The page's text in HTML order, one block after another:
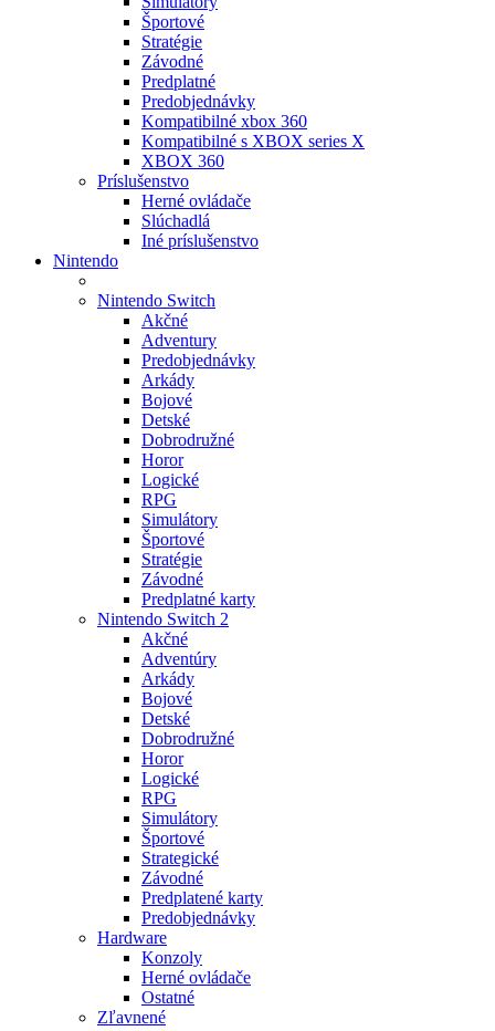
Športové
Stratégie
Závodné
Predplatné
Predobjednávky
Kompatibilné xbox 360
Kompatibilné s XBOX series X
XBOX 360
Príslušenstvo
Herné ovládače
Slúchadlá
Iné príslušenstvo
Nintendo
Nintendo Switch
Akčné
Adventury
Predobjednávky
Arkády
Bojové
Detské
Dobrodružné
Horor
Logické
RPG
Simulátory
Športové
Stratégie
Závodné
Predplatné karty
Nintendo Switch 2
Akčné
Adventúry
Arkády
Bojové
Detské
Dobrodružné
Horor
Logické
RPG
Simulátory
Športové
Strategické
Závodné
Predplatené karty
Predobjednávky
Hardware
Konzoly
Herné ovládače
Ostatné
Zľavnené